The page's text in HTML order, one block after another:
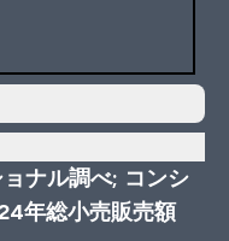
ナル調べ; コンシ
年総小売販売額